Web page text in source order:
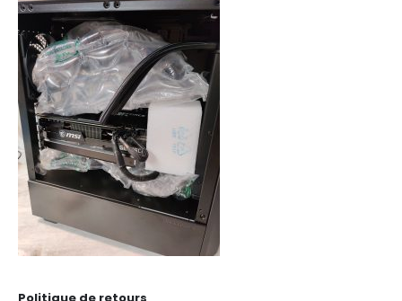
Politique de retours